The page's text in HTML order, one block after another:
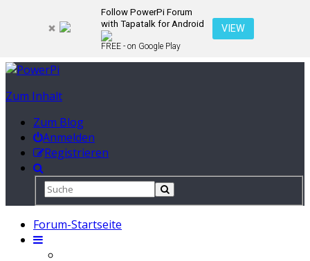
Follow PowerPi Forum
with Tapatalk for Android
FREE - on Google Play
VIEW
Zum Inhalt
Zum Blog
Anmelden
Registrieren
Forum-Startseite